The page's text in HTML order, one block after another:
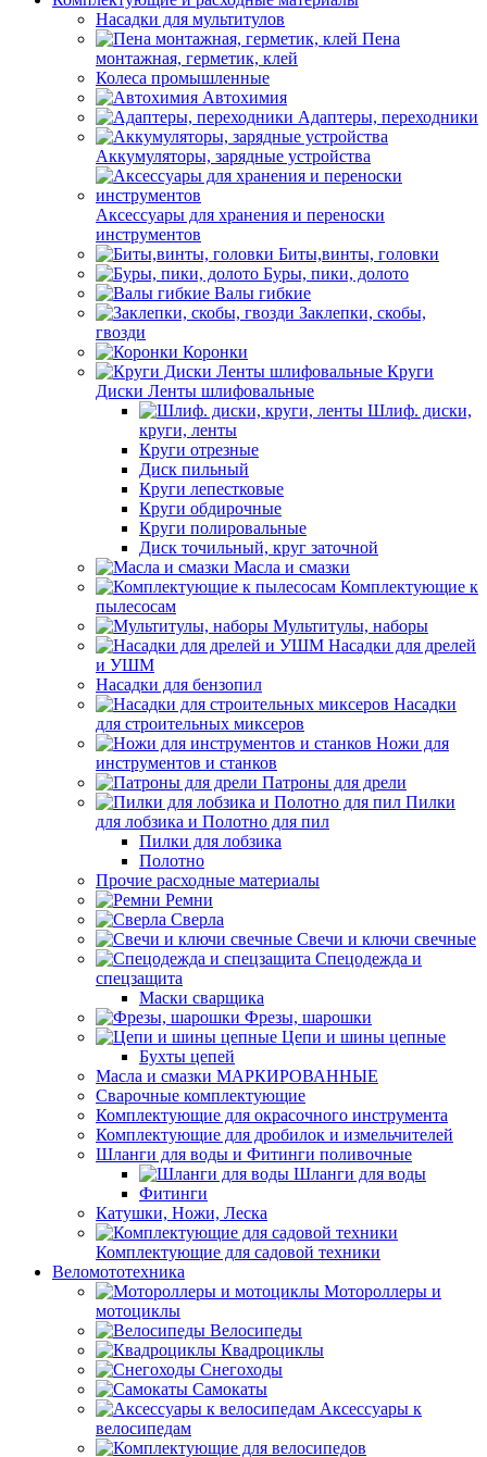
Насадки для мультитулов
Пена
монтажная, герметик, клей
Колеса промышленные
Автохимия
Адаптеры, переходники
Аккумуляторы, зарядные устройства
Аксессуары для хранения и переноски
инструментов
Биты,винты, головки
Буры, пики, долото
Валы гибкие
Заклепки, скобы,
гвозди
Коронки
Круги
Диски Ленты шлифовальные
Шлиф. диски,
круги, ленты
Круги отрезные
Диск пильный
Круги лепестковые
Круги обдирочные
Круги полировальные
Диск точильный, круг заточной
Масла и смазки
Комплектующие к
пылесосам
Мультитулы, наборы
Насадки для дрелей
и УШМ
Насадки для бензопил
Насадки
для строительных миксеров
Ножи для
инструментов и станков
Патроны для дрели
Пилки
для лобзика и Полотно для пил
Пилки для лобзика
Полотно
Прочие расходные материалы
Ремни
Сверла
Свечи и ключи свечные
Спецодежда и
спецзащита
Маски сварщика
Фрезы, шарошки
Цепи и шины цепные
Бухты цепей
Масла и смазки МАРКИРОВАННЫЕ
Сварочные комплектующие
Комплектующие для окрасочного инструмента
Комплектующие для дробилок и измельчителей
Шланги для воды и Фитинги поливочные
Шланги для воды
Фитинги
Катушки, Ножи, Леска
Комплектующие для садовой техники
Веломототехника
Мотороллеры и
мотоциклы
Велосипеды
Квадроциклы
Снегоходы
Самокаты
Аксессуары к
велосипедам